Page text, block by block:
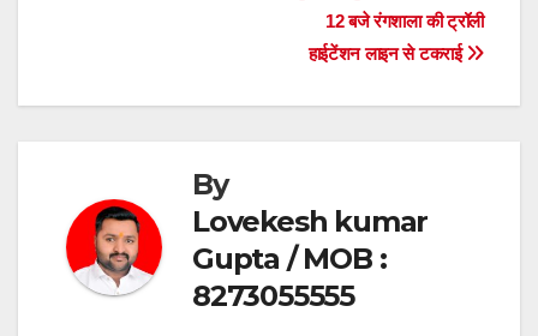
12 बजे रंगशाला की ट्रॉली
हाईटेंशन लाइन से टकराई
By
Lovekesh kumar
Gupta / MOB :
8273055555